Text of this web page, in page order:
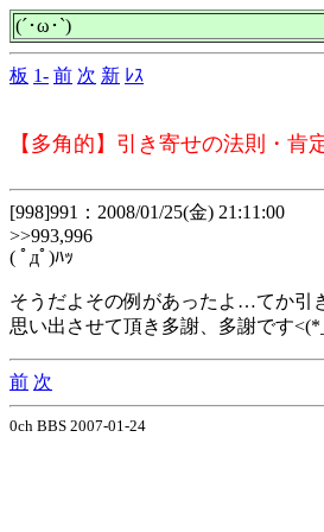
(´･ω･`)
板 1- 前 次 新 ﾚｽ
【多角的】引き寄せの法則・肯
[998]991：2008/01/25(金) 21:11:00
>>993,996
( ﾟдﾟ)ﾊｯ
そうだよその例があったよ…てか引
思い出させて頂き多謝、多謝です
前 次
0ch BBS 2007-01-24